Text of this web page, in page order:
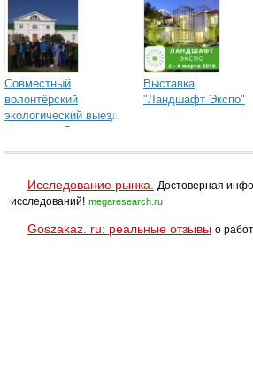
Совместный
волонтёрский
экологический выезд
концерна «Декёнинк»
Выставка
"Ландшафт Экспо"
Исследование рынка.
Достоверная
исследований! megaresearch.ru
Goszakaz. ru: реальные отзывы о